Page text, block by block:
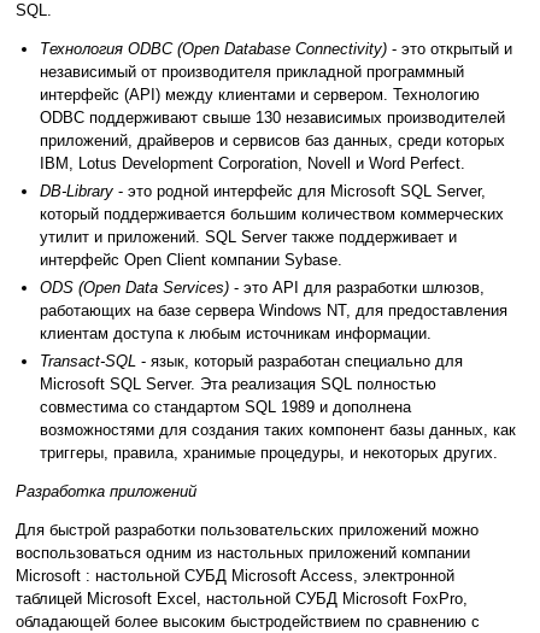
SQL.
Технология ODBC (Open Database Connectivity) - это открытый и
независимый от производителя прикладной программный
интерфейс (API) между клиентами и сервером. Технологию
ODBC поддерживают свыше 130 независимых производителей
приложений, драйверов и сервисов баз данных, среди которых
IBM, Lotus Development Corporation, Novell и Word Perfect.
DB-Library - это родной интерфейс для Microsoft SQL Server,
который поддерживается большим количеством коммерческих
утилит и приложений. SQL Server также поддерживает и
интерфейс Open Client компании Sybase.
ODS (Open Data Services) - это API для разработки шлюзов,
работающих на базе сервера Windows NT, для предоставления
клиентам доступа к любым источникам информации.
Transact-SQL - язык, который разработан специально для
Microsoft SQL Server. Эта реализация SQL полностью
совместима со стандартом SQL 1989 и дополнена
возможностями для создания таких компонент базы данных, как
триггеры, правила, хранимые процедуры, и некоторых других.
Разработка приложений
Для быстрой разработки пользовательских приложений можно
воспользоваться одним из настольных приложений компании
Microsoft : настольной СУБД Microsoft Access, электронной
таблицей Microsoft Excel, настольной СУБД Microsoft FoxPro,
обладающей более высоким быстродействием по сравнению с